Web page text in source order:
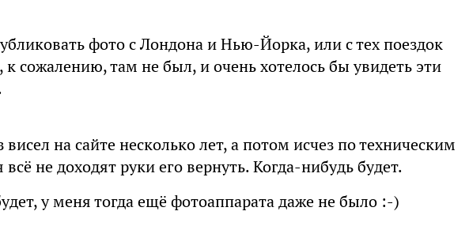
фото с Лондона и Нью-Йорка, или с тех поездок
сожалению, там не был, и очень хотелось бы увидеть эти
на сайте несколько лет, а потом исчез по техническим
не доходят руки его вернуть. Когда-нибудь будет.
у меня тогда ещё фотоаппарата даже не было :-)